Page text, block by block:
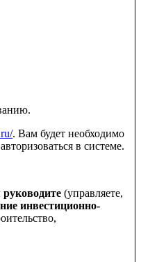
. Вам будет необходимо
в системе.
руководите (управляете,
инвестиционно-